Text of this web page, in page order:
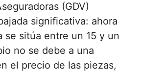
(GDV)
significativa: ahora
se sitúa entre un 15 y un
no se debe a una
el precio de las piezas,